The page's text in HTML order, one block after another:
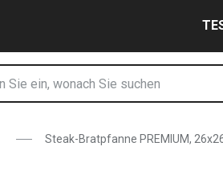
Steak-Bratpfanne PREMIUM,